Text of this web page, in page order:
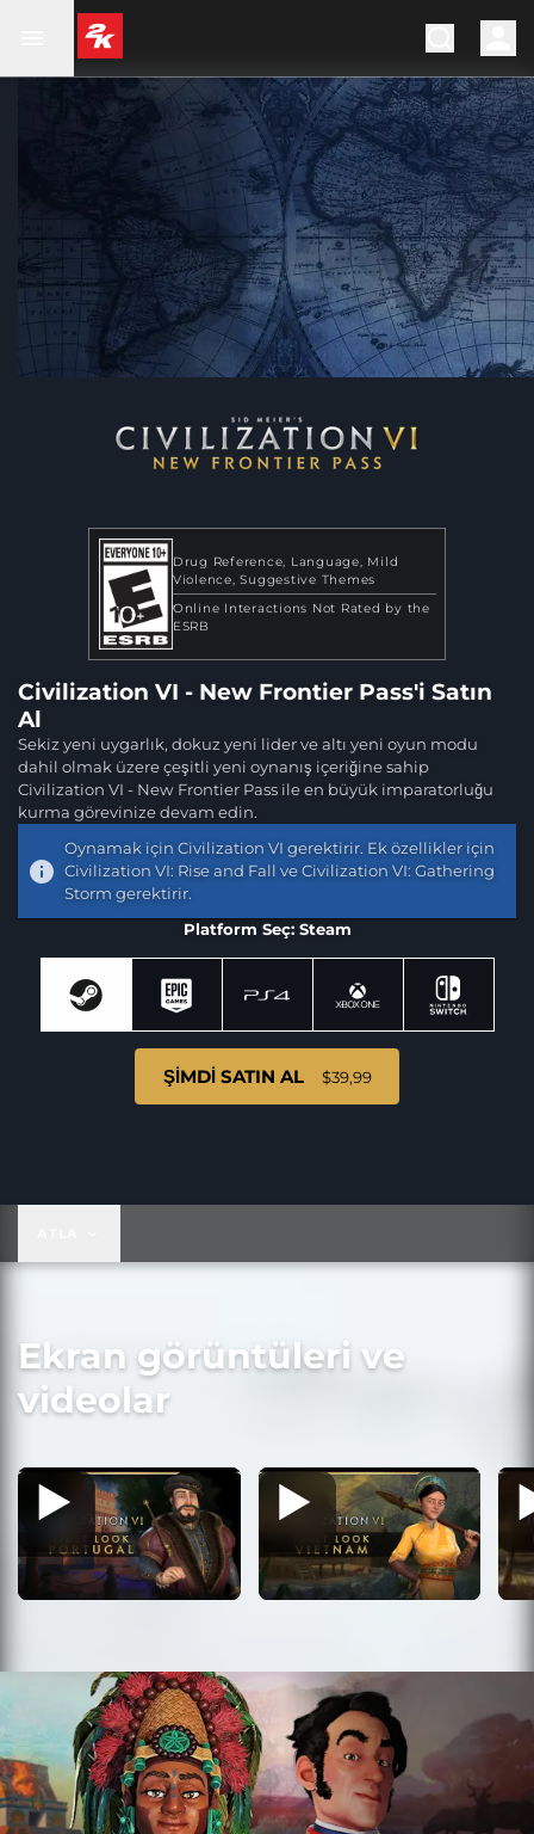
Drug Reference Language
Mild
Violence Suggestive Themes
Online Interactions Not Rated by the
ESRB
Civilization VI - New Frontier Pass'i Satın
Al
Sekiz yeni uygarlık, dokuz yeni lider ve altı yeni oyun modu
dahil olmak üzere çeşitli yeni oynanış içeriğine sahip
Civilization VI - New Frontier Pass ile en büyük imparatorluğu
kurma görevinize devam edin.
Oynamak için Civilization VI gerektirir. Ek özellikler için
Civilization VI: Rise and Fall ve Civilization VI: Gathering
Storm gerektirir.
Platform Seç: Steam
ŞIMDI SATIN AL $39,99
Ekran görüntüleri ve
videolar